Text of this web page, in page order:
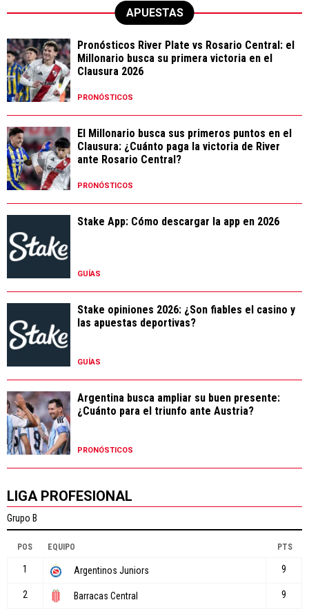
APUESTAS
Pronósticos River Plate vs Rosario Central: el
Millonario busca su primera victoria en el
Clausura 2026
PRONÓSTICOS
El Millonario busca sus primeros puntos en el
Clausura: ¿Cuánto paga la victoria de River
ante Rosario Central?
PRONÓSTICOS
Stake App: Cómo descargar la app en 2026
GUÍAS
Stake opiniones 2026: ¿Son fiables el casino y
las apuestas deportivas?
GUÍAS
Argentina busca ampliar su buen presente:
¿Cuánto para el triunfo ante Austria?
PRONÓSTICOS
LIGA PROFESIONAL